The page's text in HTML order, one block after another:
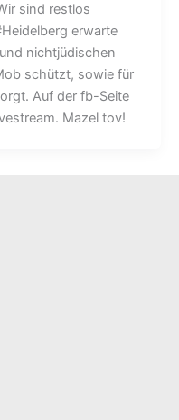
sind restlos
erwarte
nichtjüdischen
schützt, sowie für
Auf der fb-Seite
Mazel tov!